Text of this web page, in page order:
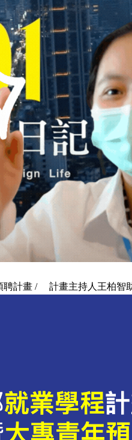
聘計畫 / 計畫主持人王柏智